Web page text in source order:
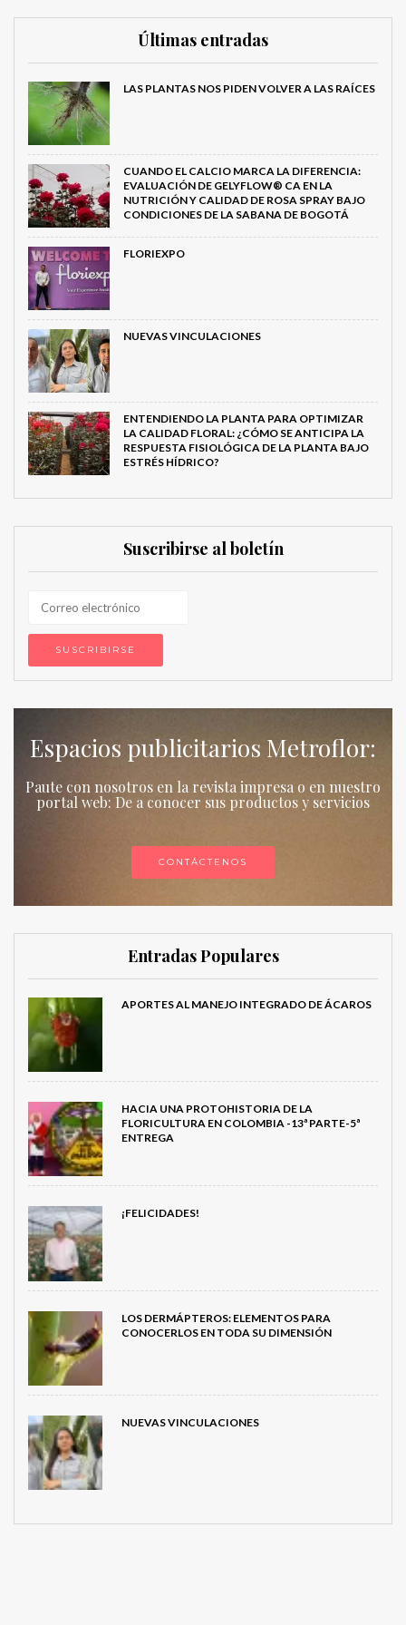
Últimas entradas
LAS PLANTAS NOS PIDEN VOLVER A LAS RAÍCES
CUANDO EL CALCIO MARCA LA DIFERENCIA:
EVALUACIÓN DE GELYFLOW® CA EN LA
NUTRICIÓN Y CALIDAD DE ROSA SPRAY BAJO
CONDICIONES DE LA SABANA DE BOGOTÁ
FLORIEXPO
NUEVAS VINCULACIONES
ENTENDIENDO LA PLANTA PARA OPTIMIZAR
LA CALIDAD FLORAL: ¿CÓMO SE ANTICIPA LA
RESPUESTA FISIOLÓGICA DE LA PLANTA BAJO
ESTRÉS HÍDRICO?
Suscribirse al boletín
Espacios publicitarios Metroflor:
Paute con nosotros en la revista impresa o en nuestro
portal web: De a conocer sus productos y servicios
CONTÁCTENOS
Entradas Populares
APORTES AL MANEJO INTEGRADO DE ÁCAROS
HACIA UNA PROTOHISTORIA DE LA
FLORICULTURA EN COLOMBIA -13ª PARTE-5ª
ENTREGA
¡FELICIDADES!
LOS DERMÁPTEROS: ELEMENTOS PARA
CONOCERLOS EN TODA SU DIMENSIÓN
NUEVAS VINCULACIONES